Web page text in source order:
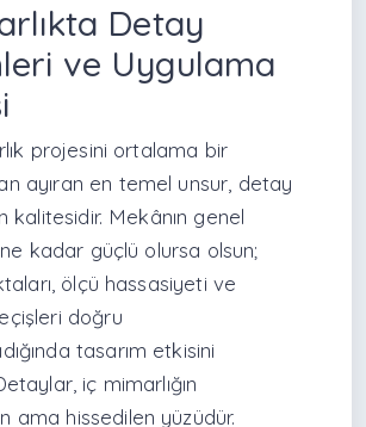
Detay
ve Uygulama
projesini ortalama bir
ayıran en temel unsur, detay
kalitesidir. Mekânın genel
kadar güçlü olursa olsun;
ölçü hassasiyeti ve
doğru
tasarım etkisini
iç mimarlığın
ama hissedilen yüzüdür.